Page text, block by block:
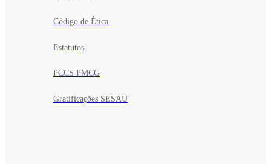
Código de Ética
Estatutos
PCCS PMCG
Gratificações SESAU